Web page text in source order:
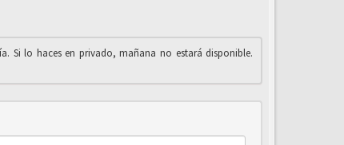
Si lo haces en privado, mañana no estará disponible.